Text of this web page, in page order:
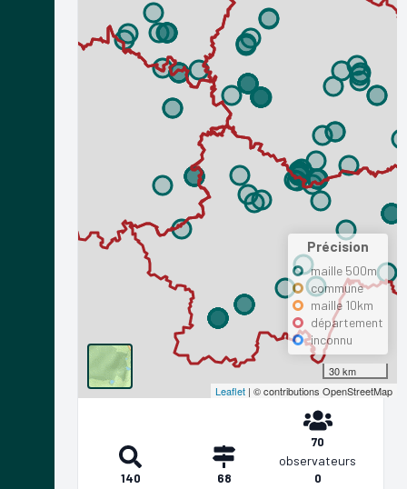
Précision
maille 500m
commune
maille 10km
département
inconnu
30 km
Leaflet | © contributions OpenStreetMap
140 68
70
observateurs
0